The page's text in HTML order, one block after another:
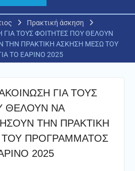
Πρακτική άσκηση
ΓΙΑ ΤΟΥΣ ΦΟΙΤΗΤΕΣ ΠΟΥ ΘΕΛΟΥΝ
ΤΗΝ ΠΡΑΚΤΙΚΗ ΑΣΚΗΣΗ ΜΕΣΩ ΤΟΥ
ΤΟ ΕΑΡΙΝΟ 2025
ΓΙΑ ΤΟΥΣ
ΘΕΛΟΥΝ ΝΑ
ΤΗΝ ΠΡΑΚΤΙΚΗ
ΠΡΟΓΡΑΜΜΑΤΟΣ
2025